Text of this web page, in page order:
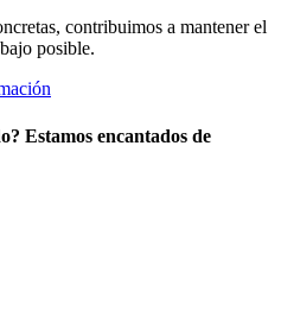
contribuimos a mantener el
posible.
Estamos encantados de